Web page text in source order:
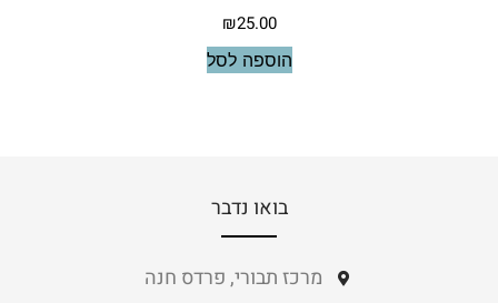
₪25.00
הוספה לסל
בואו נדבר
מרכז תבורי, פרדס חנה